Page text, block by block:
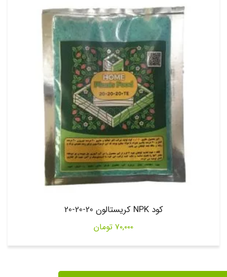
کود NPK کریستالون 20-20-20
۷۰,۰۰۰ تومان